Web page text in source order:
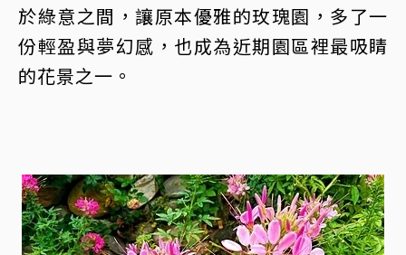
於綠意之間，讓原本優雅的玫瑰園，多了一
份輕盈與夢幻感，也成為近期園區裡最吸睛
的花景之一。